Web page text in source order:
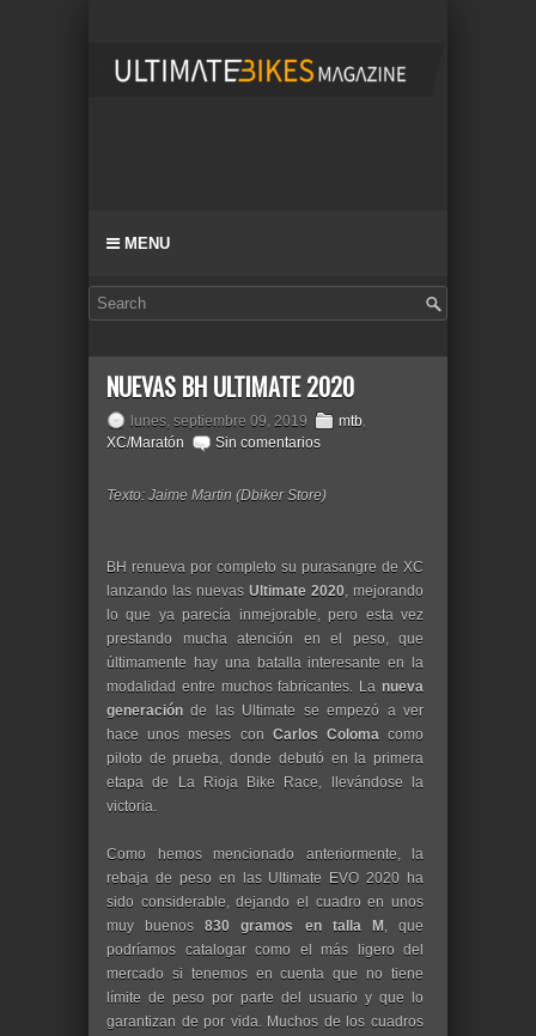
MENU
NUEVAS BH ULTIMATE 2020
lunes, septiembre 09, 2019 mtb,
XC/Maratón
Sin comentarios
Texto: Jaime Martin (Dbiker Store)
BH renueva por completo su purasangre de XC
lanzando las nuevas Ultimate 2020, mejorando
lo que ya parecía inmejorable, pero esta vez
prestando mucha atención en el peso, que
últimamente hay una batalla interesante en la
modalidad entre muchos fabricantes. La nueva
generación de las Ultimate se empezó a ver
hace unos meses con Carlos Colomacomo
piloto de prueba, donde debutó en la primera
etapa de La Rioja Bike Race, llevándose la
victoria.
Como hemos mencionado anteriormente, la
rebaja de peso en las Ultimate EVO 2020 ha
sido considerable, dejando el cuadro en unos
muy buenos830 gramos en talla M , que
podríamos catalogar como el más ligero del
mercado si tenemos en cuenta que no tiene
límite de peso por parte del usuario y que lo
garantizan de por vida. Muchos de los cuadros